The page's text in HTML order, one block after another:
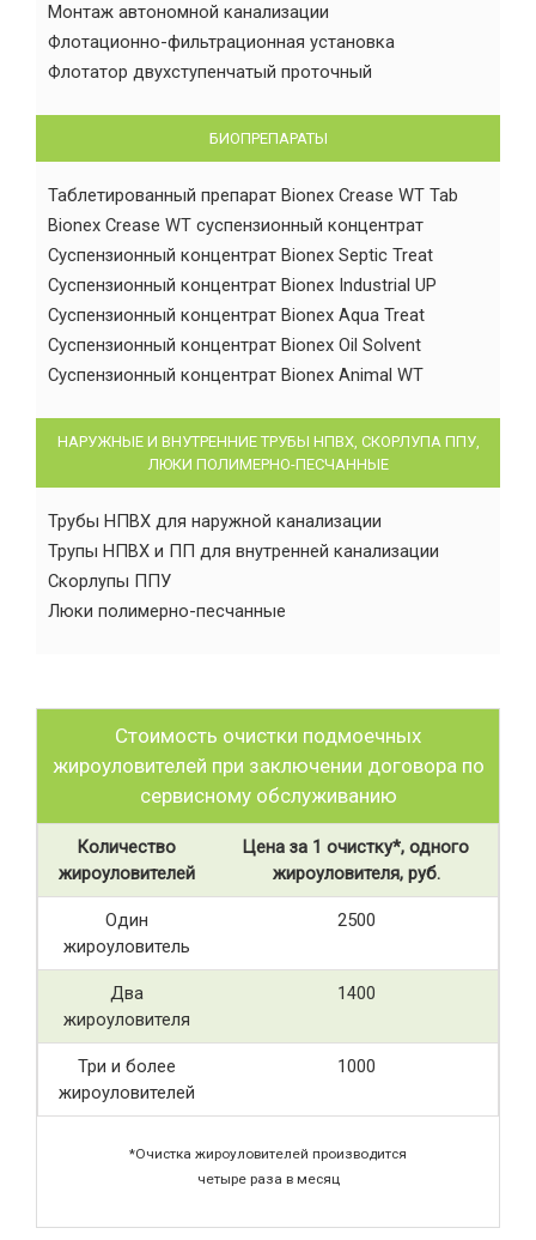
Монтаж автономной канализации
Флотационно-фильтрационная установка
Флотатор двухступенчатый проточный
БИОПРЕПАРАТЫ
Таблетированный препарат Bionex Crease WT Tab
Bionex Crease WT суспензионный концентрат
Суспензионный концентрат Bionex Septic Treat
Суспензионный концентрат Bionex Industrial UP
Суспензионный концентрат Bionex Aqua Treat
Суспензионный концентрат Bionex Oil Solvent
Суспензионный концентрат Bionex Animal WT
НАРУЖНЫЕ И ВНУТРЕННИЕ ТРУБЫ НПВХ, СКОРЛУПА ППУ,
ЛЮКИ ПОЛИМЕРНО-ПЕСЧАННЫЕ
Трубы НПВХ для наружной канализации
Трупы НПВХ и ПП для внутренней канализации
Скорлупы ППУ
Люки полимерно-песчанные
Стоимость очистки подмоечных
жироуловителей при заключении договора по
сервисному обслуживанию
Количество
жироуловителей
Цена за 1 очистку*, одного
жироуловителя, руб.
Один
жироуловитель
2500
Два
жироуловителя
1400
Три и более
жироуловителей
1000
*Очистка жироуловителей производится
четыре раза в месяц